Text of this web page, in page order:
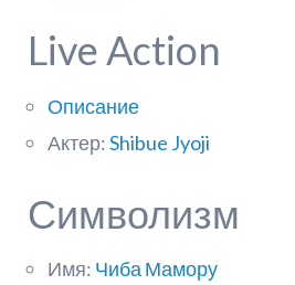
Live Action
Описание
Актер:Shibue Jyoji
Символизм
Имя: Чиба Мамору